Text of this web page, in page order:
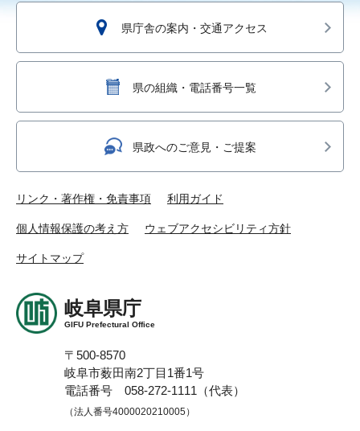
県庁舎の案内・交通アクセス
県の組織・電話番号一覧
県政へのご意見・ご提案
リンク・著作権・免責事項 利用ガイド
個人情報保護の考え方 ウェブアクセシビリティ方針
サイトマップ
岐阜県庁
GIFU Prefectural Office
〒500-8570
岐阜市薮田南2丁目1番1号
電話番号 058-272-1111（代表）
（法人番号4000020210005）